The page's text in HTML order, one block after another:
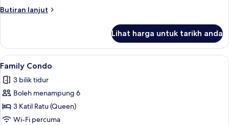
Butiran lanjut
Butiran
Condo
Lihat harga untuk tarikh anda
Lihat
semua
foto
untuk
Family
Condo
Family Condo | Ruang tamu | 55
8
Family Condo
3 bilik tidur
Boleh menampung 6
3 Katil Ratu (Queen)
Wi-Fi percuma